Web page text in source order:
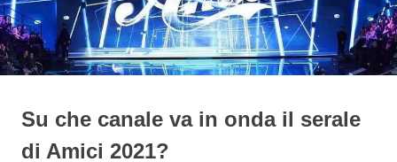
Su che canale va in onda il serale
di Amici 2021?